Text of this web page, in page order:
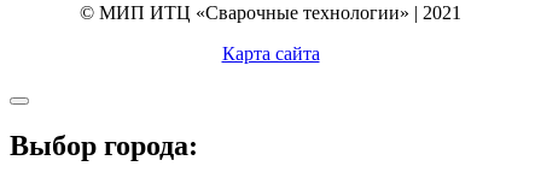
© МИП ИТЦ «Сварочные технологии» | 2021
Карта сайта
Выбор города: